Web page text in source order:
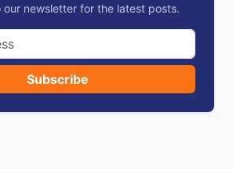
our newsletter for the latest posts.
Subscribe